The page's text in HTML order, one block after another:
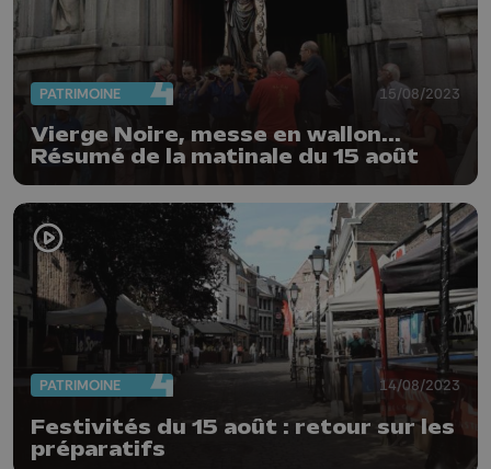
PATRIMOINE 15/08/2023
Vierge Noire, messe en wallon...
Résumé de la matinale du 15 août
PATRIMOINE 14/08/2023
Festivités du 15 août : retour sur les
préparatifs